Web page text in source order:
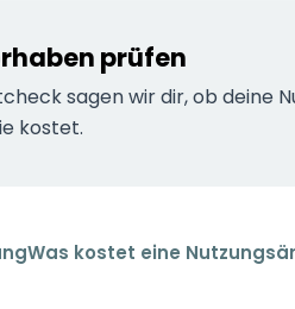
prüfen
sagen wir dir, ob deine
kostet.
Was kostet eine